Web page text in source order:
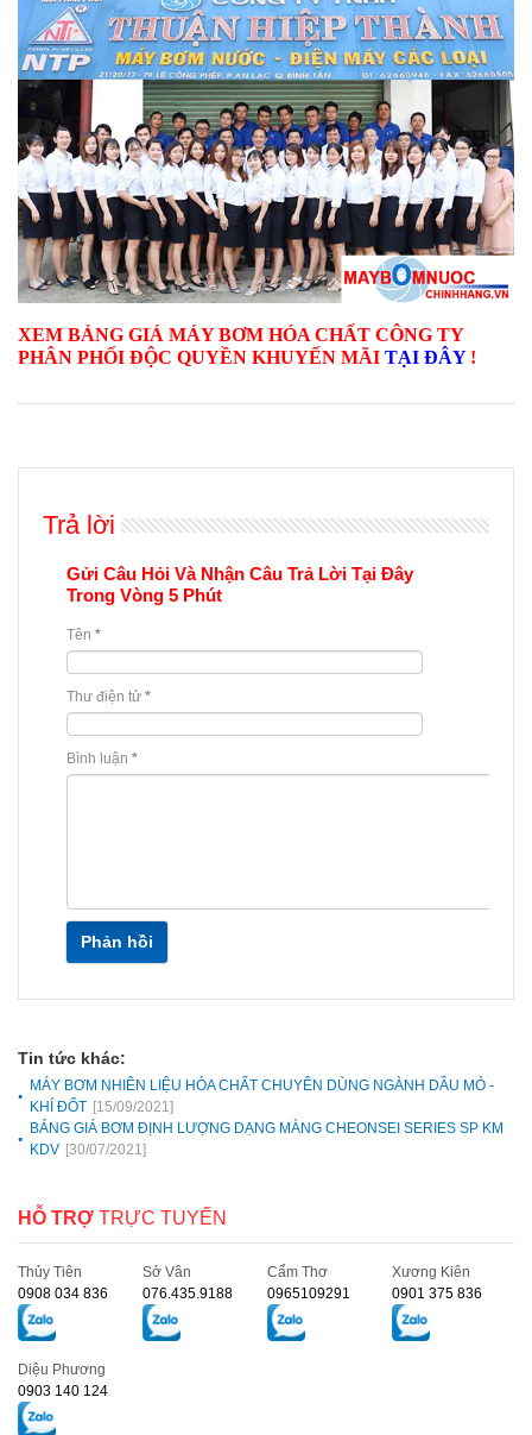
XEM BẢNG GIÁ MÁY BƠM HÓA CHẤT CÔNG TY
PHÂN PHỐI ĐỘC QUYỀN KHUYẾN MÃI TẠI ĐÂY!
Trả lời
Gửi Câu Hỏi Và Nhận Câu Trả Lời Tại Đây
Trong Vòng 5 Phút
Tên *
Thư điện tử *
Bình luận *
Phản hồi
Tin tức khác:
MÁY BƠM NHIÊN LIỆU HÓA CHẤT CHUYÊN DÙNG NGÀNH DẦU MỎ -
KHÍ ĐỐT [15/09/2021]
BẢNG GIÁ BƠM ĐỊNH LƯỢNG DẠNG MÀNG CHEONSEI SERIES SP KM
KDV [30/07/2021]
HỖ TRỢ TRỰC TUYẾN
Thủy Tiên
0908 034 836
Sở Vân
076.435.9188
Cẩm Thơ
0965109291
Xương Kiên
0901 375 836
Diệu Phương
0903 140 124